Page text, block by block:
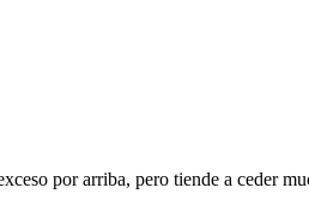
por arriba, pero tiende a ceder